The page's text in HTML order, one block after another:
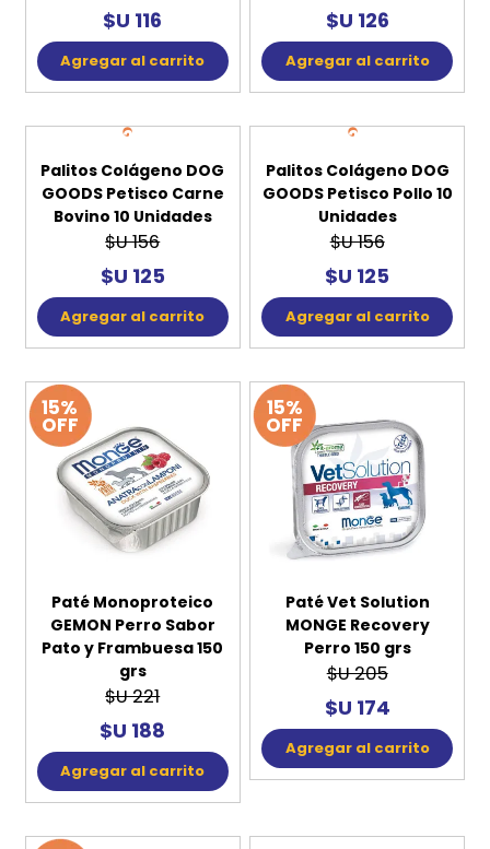
$U 116
Agregar al carrito
$U 126
Agregar al carrito
OFF
Palitos Colágeno DOG
Bovino 10 Unidades
$U 125
Agregar al carrito
OFF
Palitos Colágeno DOG
$U 156
$U 125
Agregar al carrito
OFF
Paté Monoproteico
GEMON Perro Sabor
OFF
Paté Vet Solution